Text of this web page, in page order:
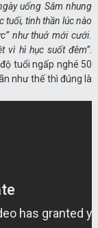
uống Sâm nhung
tuổi, tinh thần lúc nào
như thuở mới cưới.
vì hì hục suốt đêm”.
tuổi ngấp nghé 50
như thế thì đúng là